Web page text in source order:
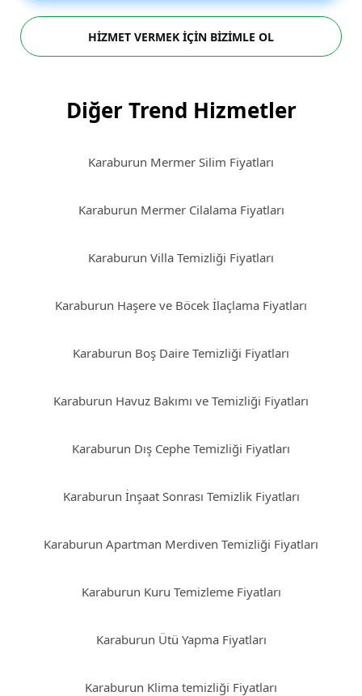
HİZMET VERMEK İÇİN BİZİMLE OL
Diğer Trend Hizmetler
Karaburun Mermer Silim Fiyatları
Karaburun Mermer Cilalama Fiyatları
Karaburun Villa Temizliği Fiyatları
Karaburun Haşere ve Böcek İlaçlama Fiyatları
Karaburun Boş Daire Temizliği Fiyatları
Karaburun Havuz Bakımı ve Temizliği Fiyatları
Karaburun Dış Cephe Temizliği Fiyatları
Karaburun İnşaat Sonrası Temizlik Fiyatları
Karaburun Apartman Merdiven Temizliği Fiyatları
Karaburun Kuru Temizleme Fiyatları
Karaburun Ütü Yapma Fiyatları
Karaburun Klima temizliği Fiyatları